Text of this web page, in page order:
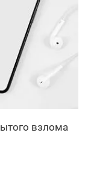
взлома